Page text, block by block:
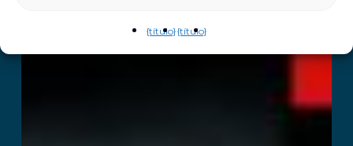
{título}{título}